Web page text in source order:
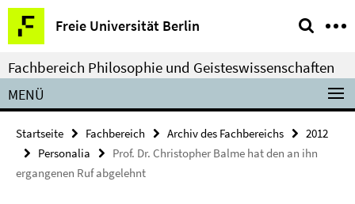
Springe
direkt
zu
Inhalt
Freie Universität Berlin
Service-
Navigation
Fachbereich Philosophie und Geisteswissenschaften
MENÜ
Startseite Fachbereich Archiv des Fachbereichs
2012
Personalia
Prof. Dr. Christopher Balme hat den an ihn
ergangenen Ruf abgelehnt